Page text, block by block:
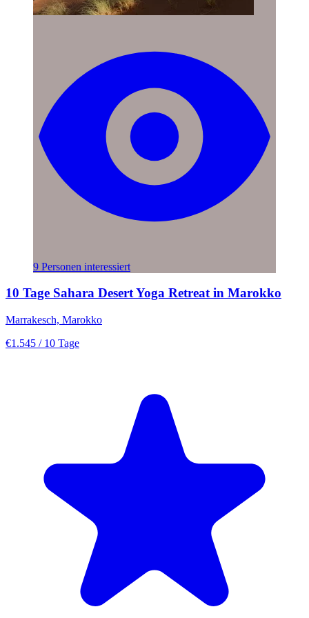
9 Personen interessiert
10 Tage Sahara Desert Yoga Retreat in Marokko
Marrakesch, Marokko
€1.545 / 10 Tage